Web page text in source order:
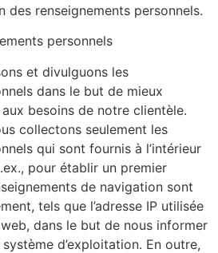
renseignements personnels.
personnels
et divulguons les
dans le but de mieux
besoins de notre clientèle.
collectons seulement les
qui sont fournis à l’intérieur
pour établir un premier
de navigation sont
tels que l’adresse IP utilisée
dans le but de nous informer
d’exploitation. En outre,